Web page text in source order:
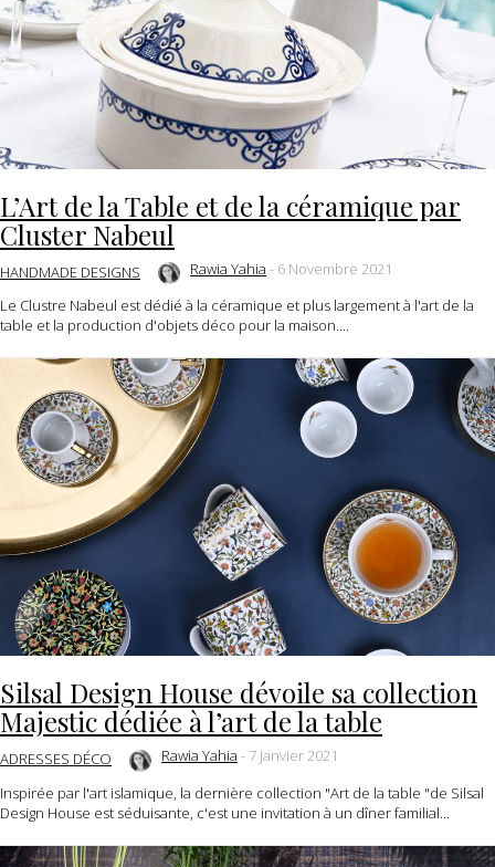
L’Art de la Table et de la céramique par
Cluster Nabeul
HANDMADE DESIGNS Rawia Yahia - 6 Novembre 2021
Le Clustre Nabeul est dédié à la céramique et plus largement à l'art de la
table et la production d'objets déco pour la maison....
Silsal Design House dévoile sa collection
Majestic dédiée à l’art de la table
ADRESSES DÉCO Rawia Yahia - 7 Janvier 2021
Inspirée par l'art islamique, la dernière collection "Art de la table "de Silsal
Design House est séduisante, c'est une invitation à un dîner familial...